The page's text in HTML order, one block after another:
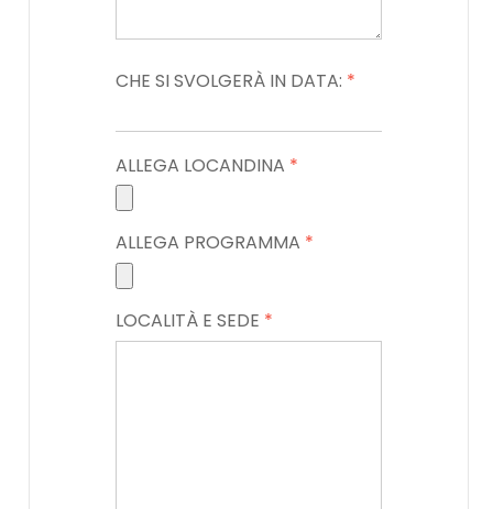
CHE SI SVOLGERÀ IN DATA: *
ALLEGA LOCANDINA *
ALLEGA PROGRAMMA *
LOCALITÀ E SEDE *